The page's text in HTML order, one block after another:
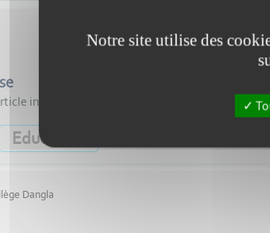
inspiré d’une publication parue dans
Education
Notre site utilise des